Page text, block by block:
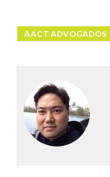
AACT ADVOGADOS